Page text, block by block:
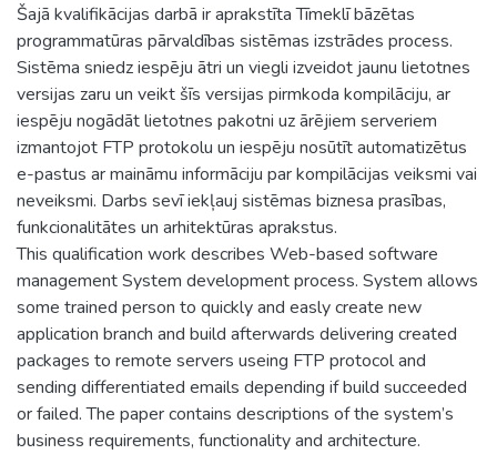
Šajā kvalifikācijas darbā ir aprakstīta Tīmeklī bāzētas
programmatūras pārvaldības sistēmas izstrādes process.
Sistēma sniedz iespēju ātri un viegli izveidot jaunu lietotnes
versijas zaru un veikt šīs versijas pirmkoda kompilāciju, ar
iespēju nogādāt lietotnes pakotni uz ārējiem serveriem
izmantojot FTP protokolu un iespēju nosūtīt automatizētus
e-pastus ar maināmu informāciju par kompilācijas veiksmi vai
neveiksmi. Darbs sevī iekļauj sistēmas biznesa prasības,
funkcionalitātes un arhitektūras aprakstus.
This qualification work describes Web-based software
management System development process. System allows
some trained person to quickly and easly create new
application branch and build afterwards delivering created
packages to remote servers useing FTP protocol and
sending differentiated emails depending if build succeeded
or failed. The paper contains descriptions of the system’s
business requirements, functionality and architecture.